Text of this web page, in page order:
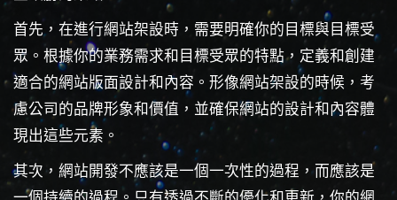
首先，在進行網站架設時，需要明確你的目標與目標受
眾。根據你的業務需求和目標受眾的特點，定義和創建
適合的網站版面設計和內容。形像網站架設的時候，考
慮公司的品牌形象和價值，並確保網站的設計和內容體
現出這些元素。
其次，網站開發不應該是一個一次性的過程，而應該是